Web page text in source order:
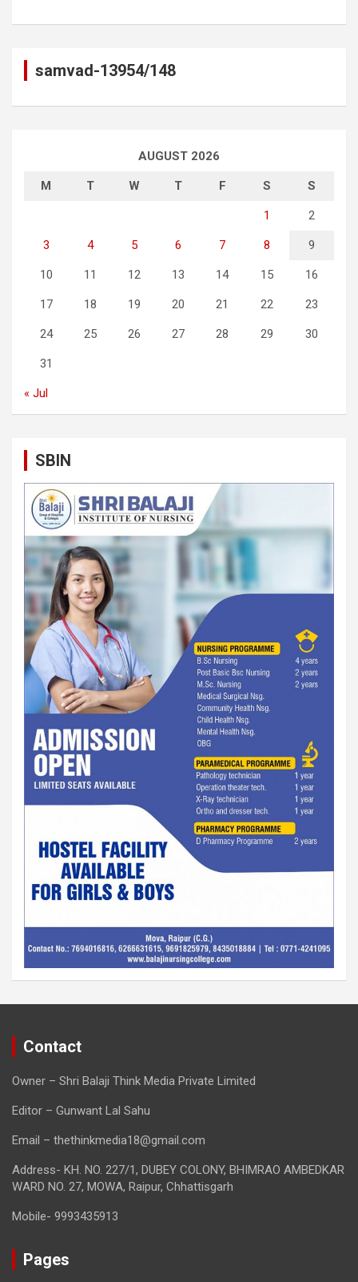
samvad-13954/148
AUGUST 2026
M T W T F S S
1 2
3 4 5 6 7 8 9
10 11 12 13 14 15 16
17 18 19 20 21 22 23
24 25 26 27 28 29 30
31
« Jul
SBIN
Contact
Owner – Shri Balaji Think Media Private Limited
Editor – Gunwant Lal Sahu
Email – thethinkmedia18@gmail.com
Address- KH. NO. 227/1, DUBEY COLONY, BHIMRAO AMBEDKAR
WARD NO. 27, MOWA, Raipur, Chhattisgarh
Mobile- 9993435913
Pages